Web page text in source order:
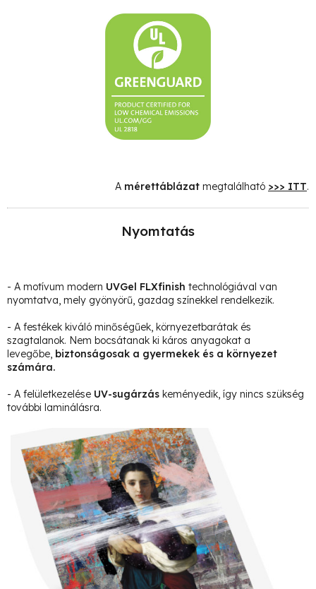
A mérettáblázat megtalálható >>> ITT.
Nyomtatás
- A motívum modern UVGel FLXfinish technológiával van
nyomtatva, mely gyönyörű, gazdag színekkel rendelkezik.
- A festékek kiváló minőségűek, környezetbarátak és
szagtalanok. Nem bocsátanak ki káros anyagokat a
levegőbe, biztonságosak a gyermekek és a környezet
számára.
- A felületkezelése UV-sugárzás keményedik, így nincs szükség
további laminálásra.